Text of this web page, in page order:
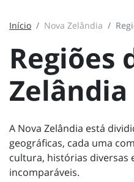
Início Nova Zelândia
Regiões
Zelândia
A Nova Zelândia está
geográficas, cada uma
cultura, histórias diversas
incomparáveis.